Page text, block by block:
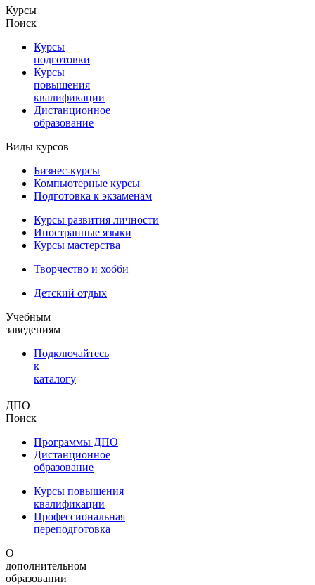
Курсы
Поиск
Курсы
подготовки
Курсы
повышения
квалификации
Дистанционное
образование
Виды курсов
Бизнес-курсы
Компьютерные курсы
Подготовка к экзаменам
Курсы развития личности
Иностранные языки
Курсы мастерства
Творчество и хобби
Детский отдых
Учебным
заведениям
Подключайтесь
к
каталогу
ДПО
Поиск
Программы ДПО
Дистанционное
образование
Курсы повышения
квалификации
Профессиональная
переподготовка
О
дополнительном
образовании